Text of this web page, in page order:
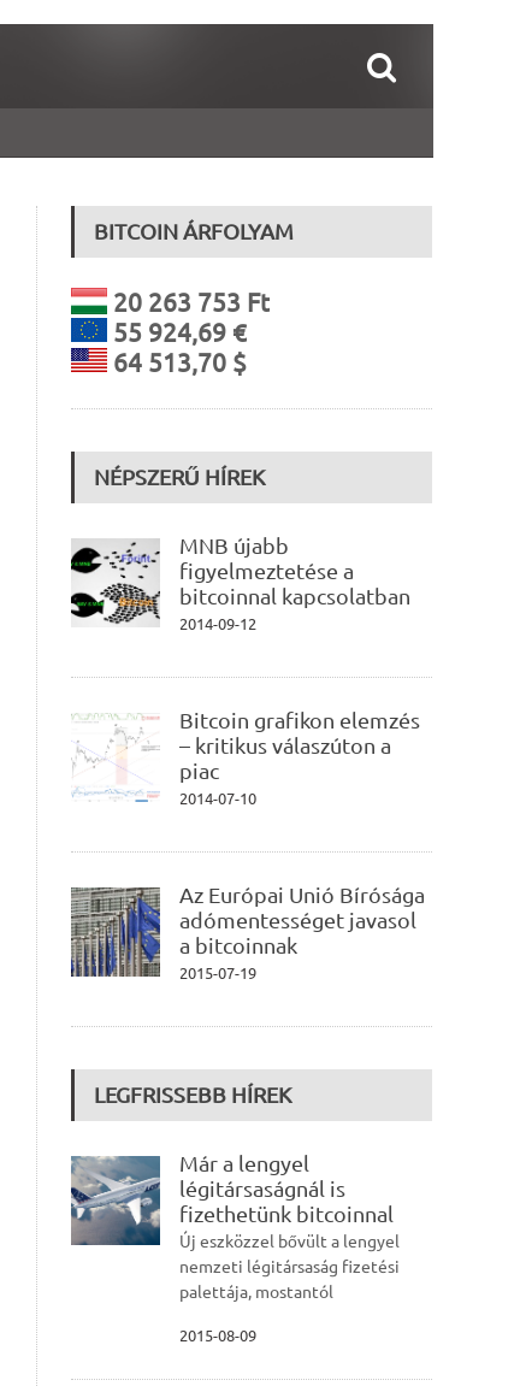
BITCOIN ÁRFOLYAM
20 263 753 Ft
55 924,69 €
64 513,70 $
NÉPSZERŰ HÍREK
MNB újabb
figyelmeztetése a
bitcoinnal kapcsolatban
2014-09-12
Bitcoin grafikon elemzés
– kritikus válaszúton a
piac
2014-07-10
Az Európai Unió Bírósága
adómentességet javasol
a bitcoinnak
2015-07-19
LEGFRISSEBB HÍREK
Már a lengyel
légitársaságnál is
fizethetünk bitcoinnal
Új eszközzel bővült a lengyel
nemzeti légitársaság fizetési
palettája, mostantól
2015-08-09